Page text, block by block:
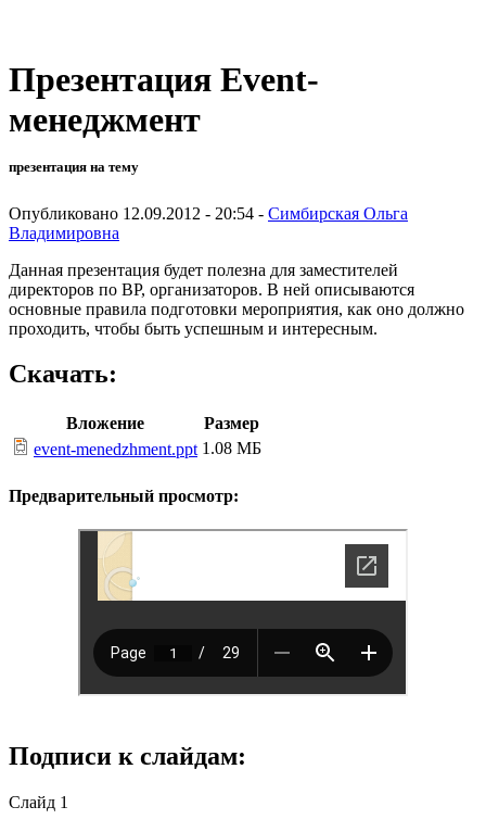
Презентация Event-
менеджмент
презентация на тему
Опубликовано 12.09.2012 - 20:54 - Симбирская Ольга
Владимировна
Данная презентация будет полезна для заместителей
директоров по ВР, организаторов. В ней описываются
основные правила подготовки мероприятия, как оно должно
проходить, чтобы быть успешным и интересным.
Скачать:
Вложение
Размер
event-menedzhment.ppt 1.08 МБ
Предварительный просмотр:
Подписи к слайдам:
Слайд 1